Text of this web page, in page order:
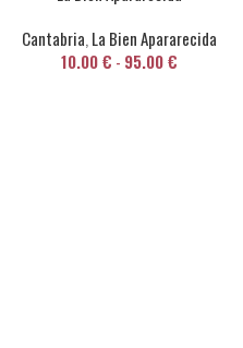
Cantabria, La Bien Apararecida
10.00€ - 95.00€